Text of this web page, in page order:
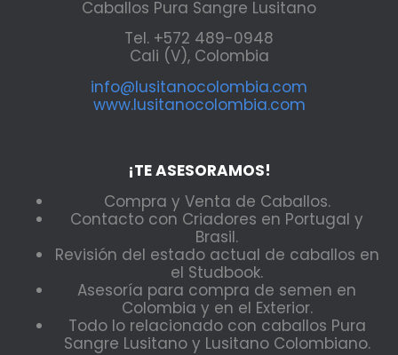
Caballos Pura Sangre Lusitano
Tel. +572 489-0948
Cali (V), Colombia
info@lusitanocolombia.com
www.lusitanocolombia.com
¡TE ASESORAMOS!
Compra y Venta de Caballos.
Contacto con Criadores en Portugal y
Brasil.
Revisión del estado actual de caballos en
el Studbook.
Asesoría para compra de semen en
Colombia y en el Exterior.
Todo lo relacionado con caballos Pura
Sangre Lusitano y Lusitano Colombiano.